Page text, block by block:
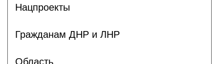
Нацпроекты
Гражданам ДНР и ЛНР
Область